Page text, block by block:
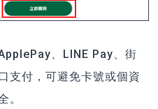
、LINE Pay、街
支付，可避免卡號或個資
。